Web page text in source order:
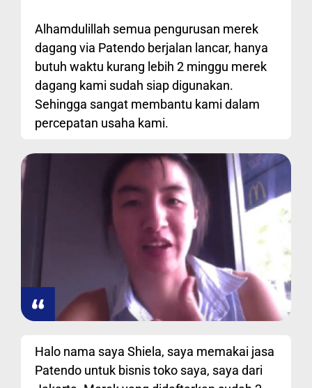
Alhamdulillah semua pengurusan merek
dagang via Patendo berjalan lancar, hanya
butuh waktu kurang lebih 2 minggu merek
dagang kami sudah siap digunakan.
Sehingga sangat membantu kami dalam
percepatan usaha kami.
Halo nama saya Shiela, saya memakai jasa
Patendo untuk bisnis toko saya, saya dari